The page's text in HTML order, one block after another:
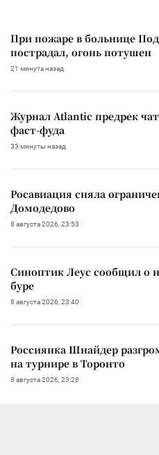
При пожаре в больнице
пострадал, огонь потушен
21 минута назад
Журнал Atlantic предрек
фаст-фуда
33 минуты назад
Росавиация сняла
Домодедово
8 августа 2026, 23:53
Синоптик Леус сообщил о
буре
8 августа 2026, 23:40
Россиянка Шнайдер
на турнире в Торонто
8 августа 2026, 23:28